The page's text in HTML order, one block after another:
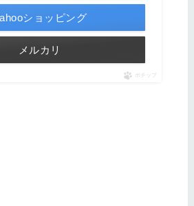
ショッピング
メルカリ
ポチップ